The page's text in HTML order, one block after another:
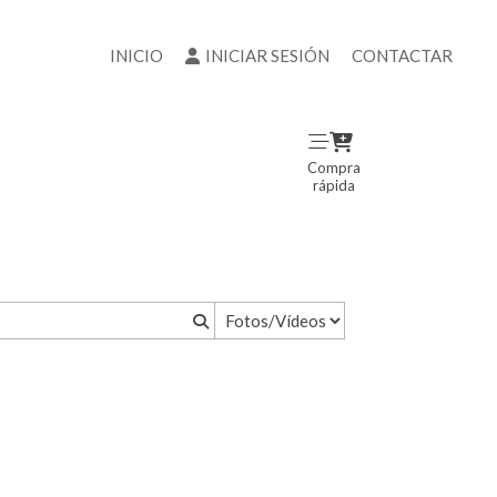
INICIO INICIAR SESIÓN CONTACTAR
Compra
rápida